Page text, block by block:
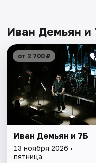
Иван Демьян и
от 2 700 ₽
Иван Демьян и 7Б
13 ноября 2026 •
пятница